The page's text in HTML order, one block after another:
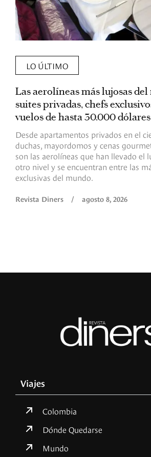
LO ÚLTIMO
Las aerolíneas más lujosas
suites privadas, chefs
vuelos de hasta 30.000 dólares
Desde apartamentos privados en el
duchas, mayordomos y cenas
son las aerolíneas que han llevado el
otro nivel y se encuentran entre las
exclusivas del mundo.
Revista Diners / agosto 8, 2026
Viajes
Colombia
Dónde Quedarse
Mundo